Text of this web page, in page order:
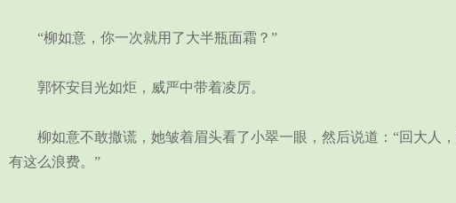
“柳如意，你一次就用了大半瓶面霜？”
郭怀安目光如炬，威严中带着凌厉。
柳如意不敢撒谎，她皱着眉头看了小翠一眼，然后说道：“回大人
有这么浪费。”